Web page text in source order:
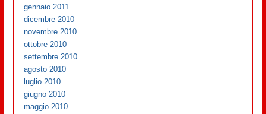
gennaio 2011
dicembre 2010
novembre 2010
ottobre 2010
settembre 2010
agosto 2010
luglio 2010
giugno 2010
maggio 2010